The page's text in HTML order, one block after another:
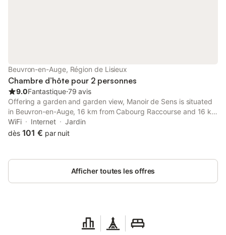
Beuvron-en-Auge, Région de Lisieux
Chambre d’hôte pour 2 personnes
9.0Fantastique⋅79 avis
Offering a garden and garden view, Manoir de Sens is situated
in Beuvron-en-Auge, 16 km from Cabourg Raccourse and 16 km
from Cabourg Casino. This property offers access to a balcony,
free private parking and free WiFi.
WiFi Internet
Jardin
dès 101 € par nuit
Afficher toutes les offres